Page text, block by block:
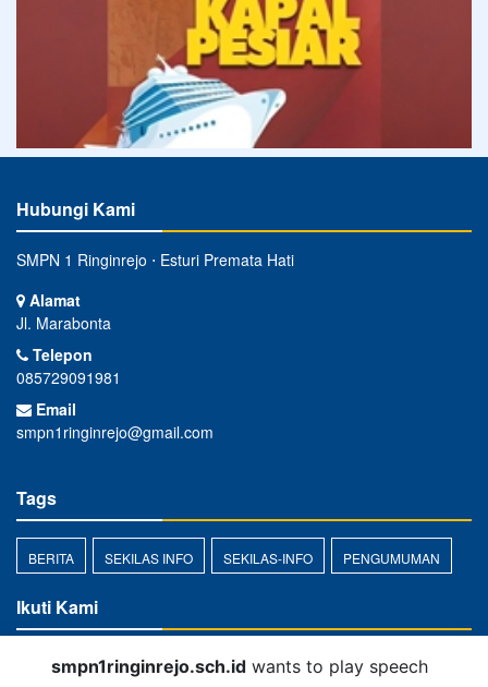
Hubungi Kami
SMPN 1 Ringinrejo ⋅ Esturi Premata Hati
Alamat
Jl. Marabonta
Telepon
085729091981
Email
smpn1ringinrejo@gmail.com
Tags
BERITA SEKILAS INFO SEKILAS-INFO PENGUMUMAN
Ikuti Kami
smpn1ringinrejo.sch.id wants to play speech